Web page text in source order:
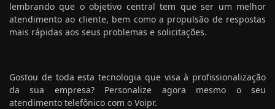
lembrando que o objetivo central tem que ser um melhor
atendimento ao cliente, bem como a propulsão de respostas
mais rápidas aos seus problemas e solicitações.
Gostou de toda esta tecnologia que visa à profissionalização
da sua empresa? Personalize agora mesmo o seu
atendimento telefônico com o Voipr.